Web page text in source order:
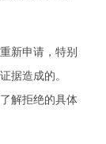
新申请，特别
据造成的。
解拒绝的具体